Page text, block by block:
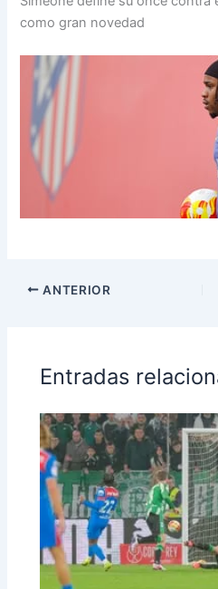
como gran novedad
ANTERIOR
Entradas